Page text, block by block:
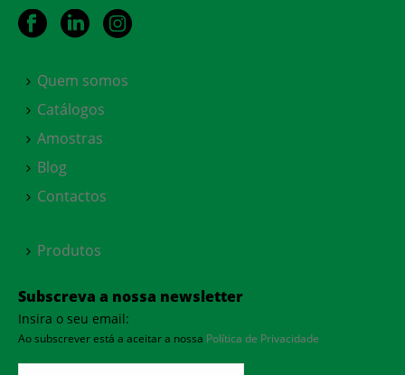
Quem somos
Catálogos
Amostras
Blog
Contactos
Produtos
Subscreva a nossa newsletter
Insira o seu email:
Ao subscrever está a aceitar a nossa Política de Privacidade